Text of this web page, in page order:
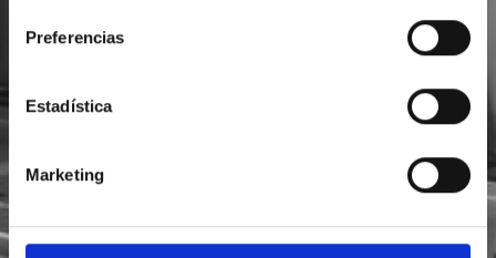
Preferencias
Estadística
MarketingHe leído y acepto la
Acepto recibir novedades deFoodsat